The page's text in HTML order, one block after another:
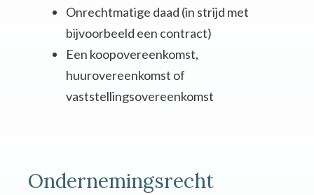
Onrechtmatige daad (in strijd met
bijvoorbeeld een contract)
Een koopovereenkomst,
huurovereenkomst of
vaststellingsovereenkomst
Ondernemingsrecht